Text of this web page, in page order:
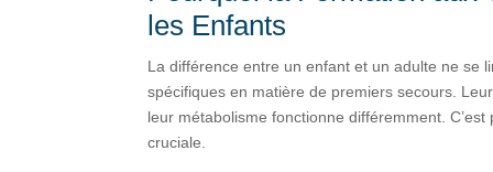
les Enfants
La différence entre un enfant et un adulte ne se
spécifiques en matière de premiers secours.
leur métabolisme fonctionne différemment.
cruciale.